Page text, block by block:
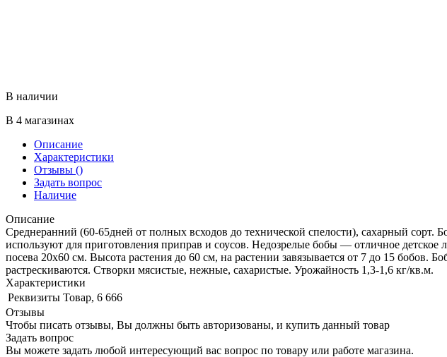
В наличии
В 4 магазинах
Описание
Характеристики
Отзывы ()
Задать вопрос
Наличие
Описание
Среднеранний (60-65дней от полных всходов до технической спелости), сахарный
используют для приготовления приправ и соусов. Недозрелые бобы — отличное
посева 20x60 см. Высота растения до 60 см, на растении завязывается от 7 до 15
растрескиваются. Створки мясистые, нежные, сахаристые. Урожайность 1,3-1,6 кг/кв.м.
Характеристики
Реквизиты Товар, 6 666
Отзывы
Чтобы писать отзывы, Вы должны быть авторизованы, и купить данный товар
Задать вопрос
Вы можете задать любой интересующий вас вопрос по товару или работе магазина.